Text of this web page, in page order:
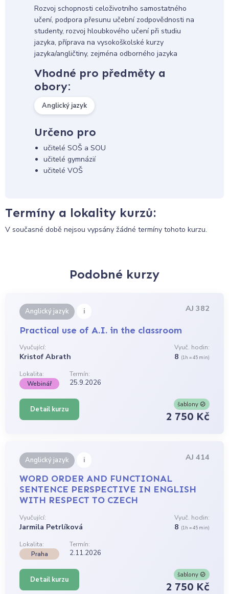
Rozvoj schopnosti celoživotního samostatného
učení, podpora přesunu učební zodpovědnosti na
studenty, rozvoj hloubkového učení při studiu
jazyka, příprava na vysokoškolské kurzy
jazyka/angličtiny, zejména odborného jazyka
Vhodné pro předměty a
obory:
Anglický jazyk
Určeno pro
učitelé SOŠ a SOU
učitelé gymnázií
učitelé VOŠ
Termíny a lokality kurzů:
V současné době nejsou vypsány žádné termíny tohoto kurzu.
Podobné kurzy
Anglický jazyk i AJ 382
Practical use of A.I. in the classroom
Vyučující:
Kristof Abrath
Vyuč. hodin:
8 (1h = 45 min)
Lokalita:
Termín:
Webinář
25.9.2026
Detail kurzu
šablony
2 750 Kč
Anglický jazyk i AJ 414
WORD ORDER AND FUNCTIONAL
SENTENCE PERSPECTIVE IN ENGLISH
WITH RESPECT TO CZECH
Vyučující:
Jarmila Petrlíková
Vyuč. hodin:
8 (1h = 45 min)
Lokalita:
Termín:
Praha
2.11.2026
Detail kurzu
šablony
2 750 Kč